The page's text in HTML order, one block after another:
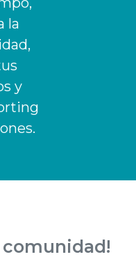
la
y
comunidad!